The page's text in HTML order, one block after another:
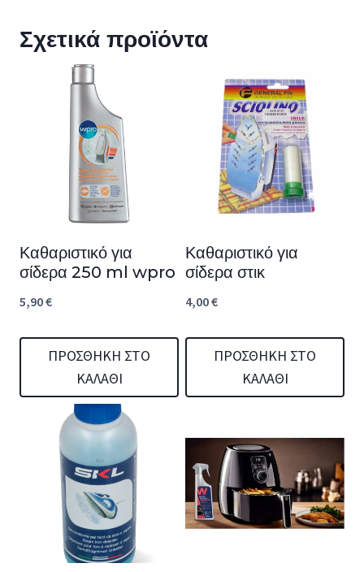
Σχετικά προϊόντα
Καθαριστικό για
σίδερα 250 ml wpro
5,90€
ΠΡΟΣΘΉΚΗ ΣΤΟ
ΚΑΛΆΘΙ
Καθαριστικό για
σίδερα στικ
4,00€
ΠΡΟΣΘΉΚΗ ΣΤΟ
ΚΑΛΆΘΙ